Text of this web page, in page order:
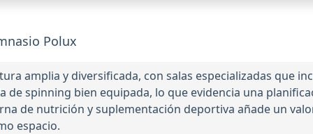
Polux
amplia y diversificada, con salas especializadas que
de spinning bien equipada, lo que evidencia una
de nutrición y suplementación deportiva añade un
espacio.